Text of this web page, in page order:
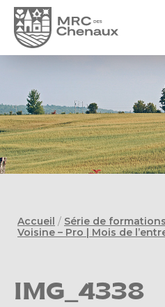
Accueil / Série de
Voisine – Pro | Mois de
IMG_4338